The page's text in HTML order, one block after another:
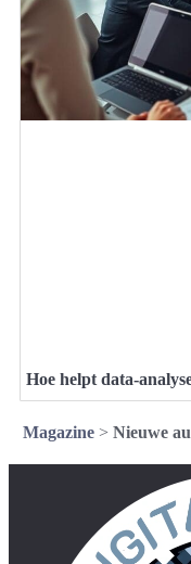
Hoe helpt data-
Magazine> Nieuwe